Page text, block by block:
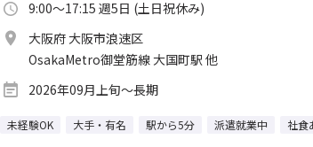
9:00～17:15 週5日 (土日祝休み)
大阪府 大阪市浪速区
OsakaMetro御堂筋線 大国町駅 他
2026年09月上旬～長期
未経験OK 大手・有名 駅から5分 派遣就業中 社食